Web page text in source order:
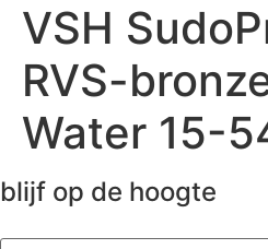
VSH
RVS-
Water 15-
blijf op de hoogte
Email